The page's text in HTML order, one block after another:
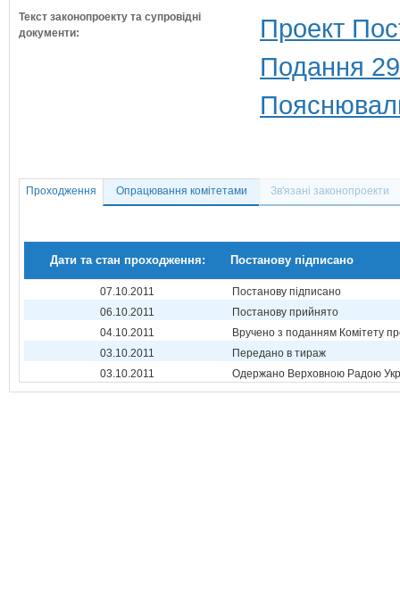
Текст законопроекту та супровідні
документи:
Проект
Подання
Проходження Опрацювання комітетами Зв'язані законопроекти
Дати та стан проходження: Постанову підписано
07.10.2011
Постанову підписано
06.10.2011
Постанову прийнято
04.10.2011
Вручено з поданням Комітету
03.10.2011
Передано в тираж
03.10.2011
Одержано Верховною Радою